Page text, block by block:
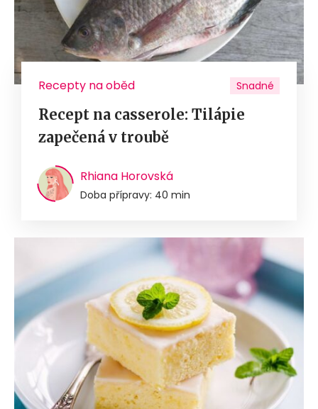
Recepty na oběd Snadné
Recept na casserole: Tilápie
zapečená v troubě
Rhiana Horovská
Doba přípravy: 40 min